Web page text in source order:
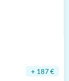
+ 187 €